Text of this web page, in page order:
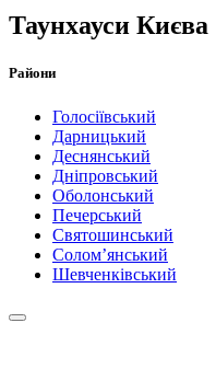
Таунхауси Києва
Райони
Голосіївський
Дарницький
Деснянський
Дніпровський
Оболонський
Печерський
Святошинський
Солом’янський
Шевченківський